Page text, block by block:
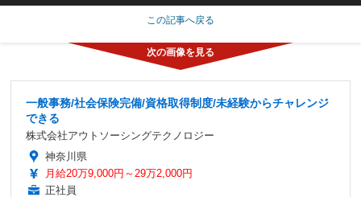
この記事へ戻る
一般事務/社会保険完備/資格取得制度/未経験からチャレンジ
できる
株式会社アウトソーシングテクノロジー
神奈川県
月給20万9,000円～29万2,000円
正社員